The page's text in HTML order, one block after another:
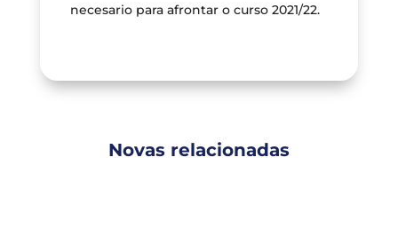
necesario para afrontar o curso 2021/22.
Novas relacionadas